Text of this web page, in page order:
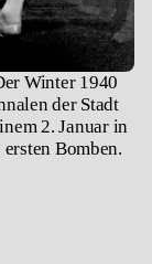
Winter 1940
der Stadt
2. Januar in
Bomben.